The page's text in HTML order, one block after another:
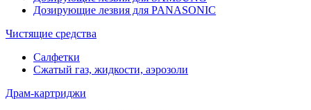
Дозирующие лезвия для PANASONIC
Чистящие средства
Салфетки
Сжатый газ, жидкости, аэрозоли
Драм-картриджи